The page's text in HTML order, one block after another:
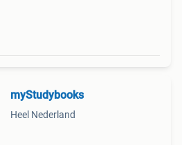
myStudybooks
Heel Nederland